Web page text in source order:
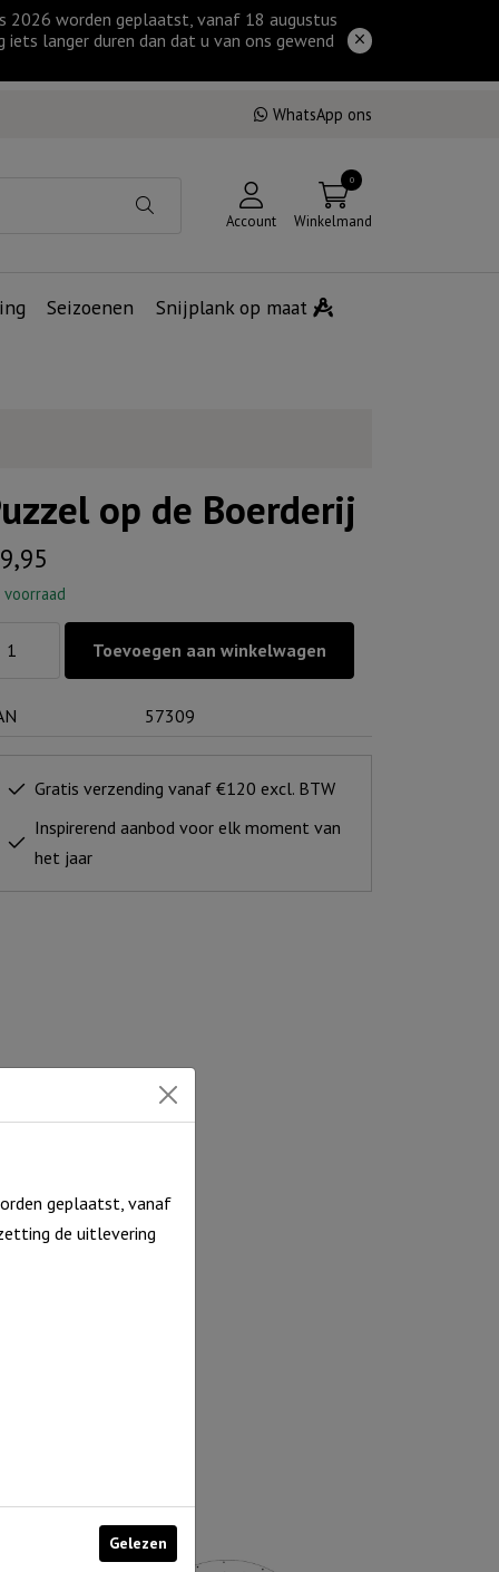
2026 worden geplaatst, vanaf 18 augustus
langer duren dan dat u van ons gewend
WhatsApp ons
Account
0
Winkelmand
Seizoenen Snijplank op maat
op de Boerderij
voorraad
Toevoegen aan winkelwagen
57309
Gratis verzending vanaf €120 excl. BTW
Inspirerend aanbod voor elk moment van
het jaar
geplaatst, vanaf
de uitlevering
Gelezen